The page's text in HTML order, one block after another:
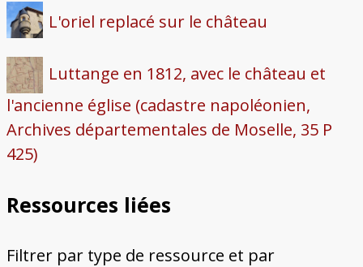
L'oriel replacé sur le château
Luttange en 1812, avec le château et
l'ancienne église (cadastre napoléonien,
Archives départementales de Moselle, 35 P
425)
Ressources liées
Filtrer par type de ressource et par